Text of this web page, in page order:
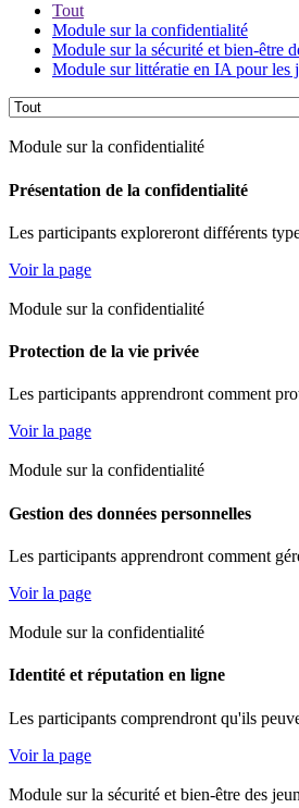
Tout
Module sur la confidentialité
Module sur la sécurité et bien-être
Module sur littératie en IA pour les
Module sur la confidentialité
Présentation de la confidentialité
Les participants exploreront différents
Voir la page
Module sur la confidentialité
Protection de la vie privée
Les participants apprendront comment
Voir la page
Module sur la confidentialité
Gestion des données personnelles
Les participants apprendront comment
Voir la page
Module sur la confidentialité
Identité et réputation en ligne
Les participants comprendront qu'ils
Voir la page
Module sur la sécurité et bien-être des